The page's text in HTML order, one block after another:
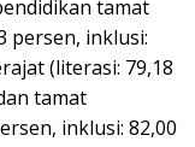
tamat
persen, inklusi:
(literasi: 79,18
tamat
inklusi: 82,00